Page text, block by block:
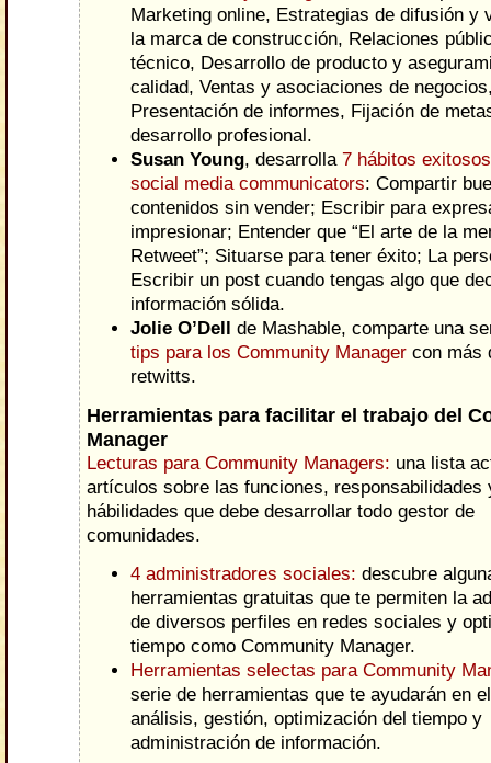
Marketing online, Estrategias de difusión y
la marca de construcción, Relaciones
técnico, Desarrollo de producto y
calidad, Ventas y asociaciones de
Presentación de informes, Fijación de
desarrollo profesional.
Susan Young, desarrolla 7 hábitos
social media communicators: Compartir
contenidos sin vender; Escribir para
impresionar; Entender que “El arte de la
Retweet”; Situarse para tener éxito; La
Escribir un post cuando tengas algo que
información sólida.
Jolie O’Dell
de Mashable, comparte una
tips para los Community Manager con más
retwitts.
Herramientas para facilitar el trabajo del
Manager
Lecturas para Community Managers: una lista
artículos sobre las funciones, responsabilidades
hábilidades que debe desarrollar todo gestor de
comunidades.
4 administradores sociales: descubre
herramientas gratuitas que te permiten la
de diversos perfiles en redes sociales y
tiempo como Community Manager.
Herramientas selectas para Community
serie de herramientas que te ayudarán en
análisis, gestión, optimización del tiempo y
administración de información.